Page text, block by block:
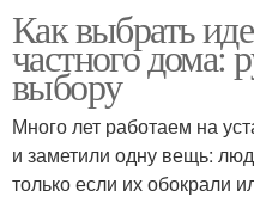
Как выбрать
частного дома:
выбору
Много лет работаем на
и заметили одну вещь:
только если их обокрали